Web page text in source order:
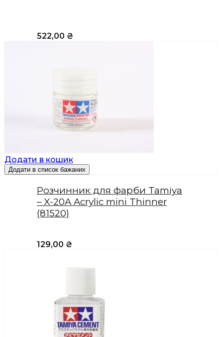
522,00 ₴
Додати в кошик
Додати в список бажаних
Розчинник для фарби Tamiya
– X-20A Acrylic mini Thinner
(81520)
129,00 ₴